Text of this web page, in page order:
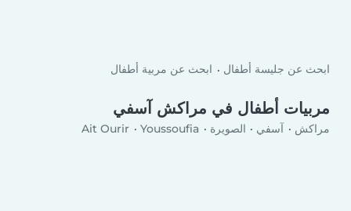
ابحث عن جليسة أطفال ابحث عن مربية أطفال
مربيات أطفال في مراكش آسفي
مراكش آسفي الصويرة Youssoufia
Ait Ourir